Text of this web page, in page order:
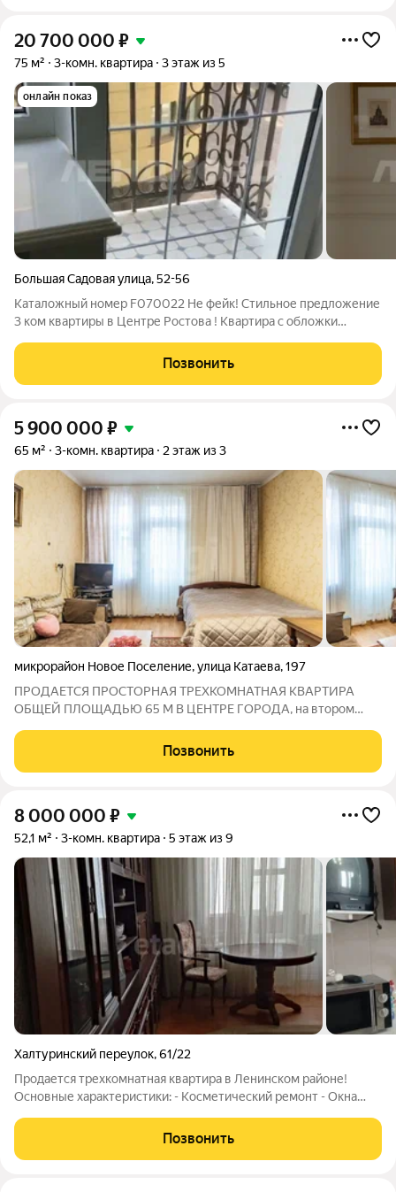
20 700 000 ₽
75 м² 3-комн. квартира 3 этаж из 5
онлайн показ
Большая Садовая улица,52-56
Каталожный номер F070022 Не фейк! Стильное предложение
3 ком квартиры в Центре Ростова ! Квартира с обложки
чем выгода ? 1. Безупречная локация 2. Видовая квартира 3.
Крепкая качественная
Позвонить
5 900 000 ₽
65 м² 3-комн. квартира 2 этаж из 3
микрорайон Новое Поселение,улица Катаева,197
ПРОДАЕТСЯ ПРОСТОРНАЯ ТРЕХКОМНАТНАЯ КВАРТИРА
ОБЩЕЙ ПЛОЩАДЬЮ 65 М В ЦЕНТРЕ ГОРОДА, на втором
Высота потолков 2,8 метра создает ощущение простора и
светлого объема. Планировка функциональная,
Позвонить
8 000 000 ₽
52,1 м² 3-комн. квартира 5 этаж из 9
Халтуринский переулок,61/22
Продается трехкомнатная квартира в Ленинском районе!
Основные характеристики: - Косметический ремонт - Окна
Уникальное расположение: -
Позвонить